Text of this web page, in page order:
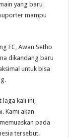
yang baru
mampu
FC, Awan Setho
dikandang baru
untuk bisa
laga kali ini,
Kami akan
pada
tersebut.